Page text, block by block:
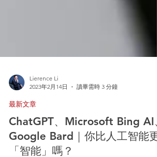
Lierence Li
讀畢需時 3 分鐘
最新文章